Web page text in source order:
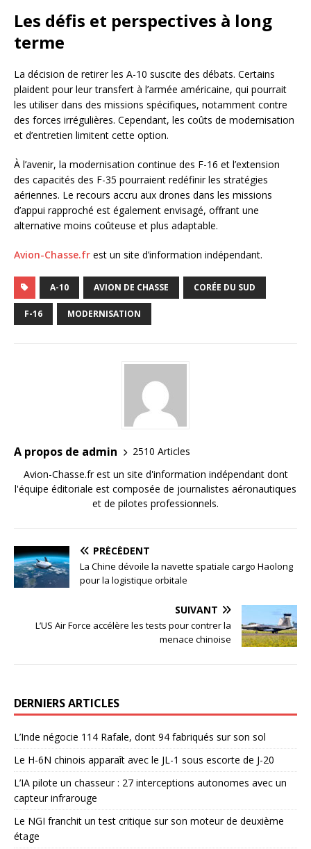
Les défis et perspectives à long
terme
La décision de retirer les A-10 suscite des débats. Certains
plaident pour leur transfert à l’armée américaine, qui pourrait
les utiliser dans des missions spécifiques, notamment contre
des forces irrégulières. Cependant, les coûts de modernisation
et d’entretien limitent cette option.
À l’avenir, la modernisation continue des F-16 et l’extension
des capacités des F-35 pourraient redéfinir les stratégies
aériennes. Le recours accru aux drones dans les missions
d’appui rapproché est également envisagé, offrant une
alternative moins coûteuse et plus adaptable.
Avion-Chasse.fr est un site d’information indépendant.
A-10 AVION DE CHASSE CORÉE DU SUD
F-16 MODERNISATION
A propos de admin
2510 Articles
Avion-Chasse.fr est un site d'information indépendant dont
l'équipe éditoriale est composée de journalistes aéronautiques
et de pilotes professionnels.
PRÉCÉDENT
La Chine dévoile la navette spatiale cargo Haolong
pour la logistique orbitale
SUIVANT
L’US Air Force accélère les tests pour contrer la
menace chinoise
DERNIERS ARTICLES
L’Inde négocie 114 Rafale, dont 94 fabriqués sur son sol
Le H-6N chinois apparaît avec le JL-1 sous escorte de J-20
L’IA pilote un chasseur : 27 interceptions autonomes avec un
capteur infrarouge
Le NGI franchit un test critique sur son moteur de deuxième
étage